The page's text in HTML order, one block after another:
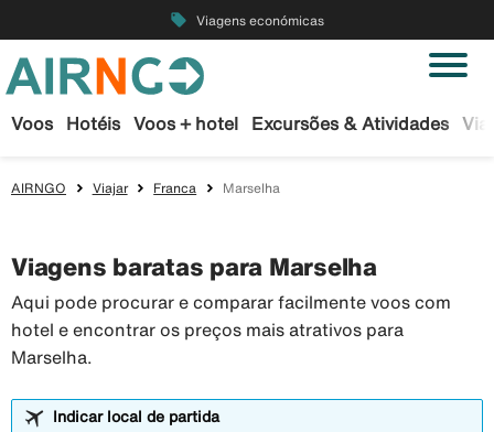
local_offer Viagens económicas
Voos Hotéis Voos + hotel Excursões & Atividades
AIRNGO Viajar Franca Marselha
Viagens baratas para Marselha
Aqui pode procurar e comparar facilmente voos com
hotel e encontrar os preços mais atrativos para
Marselha.
Indicar local de partida